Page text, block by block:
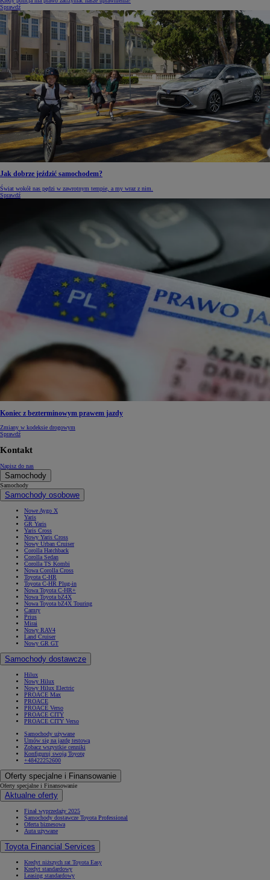
Sprawdź
Jak dobrze jeździć samochodem?
Świat wokół nas pędzi w zawrotnym tempie, a my wraz z nim.
Sprawdź
Koniec z bezterminowym prawem jazdy
Zmiany w kodeksie drogowym
Sprawdź
Kontakt
Napisz do nas
Samochody
Samochody
Samochody osobowe
Nowe Aygo X
Yaris
GR Yaris
Yaris Cross
Nowy Yaris Cross
Nowy Urban Cruiser
Corolla Hatchback
Corolla Sedan
Corolla TS Kombi
Nowa Corolla Cross
Toyota C-HR
Toyota C-HR Plug-in
Nowa Toyota C-HR+
Nowa Toyota bZ4X
Nowa Toyota bZ4X Touring
Camry
Prius
Mirai
Nowy RAV4
Land Cruiser
Nowy GR GT
Samochody dostawcze
Hilux
Nowy Hilux
Nowy Hilux Electric
PROACE Max
PROACE
PROACE Verso
PROACE CITY
PROACE CITY Verso
Samochody używane
Umów się na jazdę testową
Zobacz wszystkie cenniki
Konfiguruj swoją Toyotę
+48422252600
Oferty specjalne i Finansowanie
Oferty specjalne i Finansowanie
Aktualne oferty
Finał wyprzedaży 2025
Samochody dostawcze Toyota Professional
Oferta biznesowa
Auta używane
Toyota Financial Services
Kredyt niższych rat Toyota Easy
Kredyt standardowy
Leasing standardowy